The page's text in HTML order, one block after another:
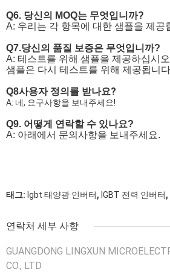
Q6. 당신의 MOQ는 무엇입니까?
A: 우리는 각 항목에 대한 샘플을 제
Q7.당신의 품질 보증은 무엇입니까?
A: 테스트를 위해 샘플을 제공하십시
샘플은 다시 테스트를 위해 제공됩니
Q8사용자 정의를 받나요?
A: 네, 요구사항을 보내주세요!
Q9. 어떻게 연락할 수 있나요?
A: 아래에서 문의사항을 보내주세요.
태그: Igbt 태양광 인버터, IGBT 전력 인버터,
연락처 세부 사항
GUANGDONG LINGXUN
CO., LTD